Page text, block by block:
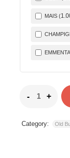
MAIS (1
Category: Old